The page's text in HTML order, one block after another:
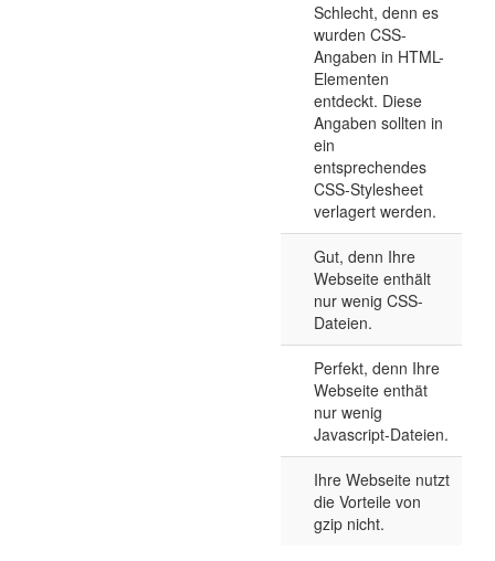
Schlecht, denn es
wurden CSS-
Angaben in HTML-
Elementen
entdeckt. Diese
Angaben sollten in
ein
entsprechendes
CSS-Stylesheet
verlagert werden.
Gut, denn Ihre
Webseite enthält
nur wenig CSS-
Dateien.
Perfekt, denn Ihre
Webseite enthät
nur wenig
Javascript-Dateien.
Ihre Webseite nutzt
die Vorteile von
gzip nicht.